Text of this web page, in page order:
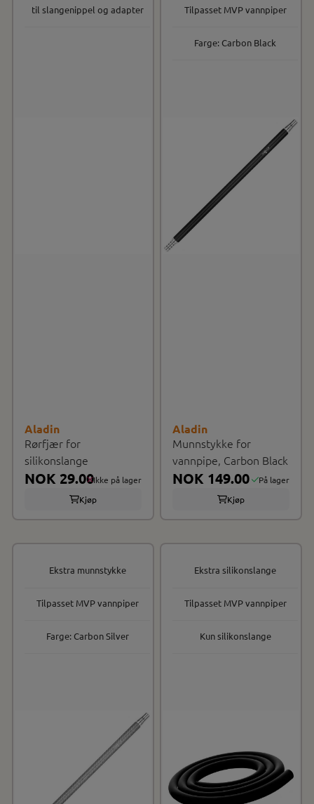
Aladin
Rørfjær for
silikonslange
NOK 29.00Ikke på lager
Kjøp
til slangenippel og adapter
Aladin
Munnstykke for
vannpipe, Carbon Black
NOK 149.00
På lager
Kjøp
Tilpasset MVP vannpiper
Farge: Carbon Black
Ekstra munnstykke
Tilpasset MVP vannpiper
Farge: Carbon Silver
Ekstra silikonslange
Tilpasset MVP vannpiper
Kun silikonslange